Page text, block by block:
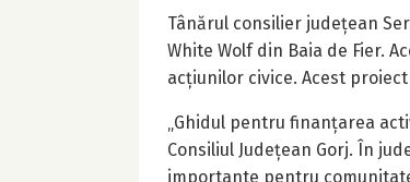
Tânărul consilier județean
White Wolf din Baia de Fier.
acțiunilor civice. Acest
„Ghidul pentru finanțarea
Consiliul Județean Gorj. În
importante pentru